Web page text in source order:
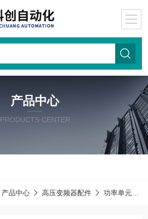
产品中心
PRODUCTS CENTER
产品中心 高压变频器配件 功率单元